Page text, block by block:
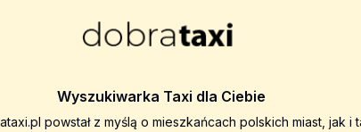
Wyszukiwarka Taxi dla Ciebie
powstał z myślą o mieszkańcach polskich miast, jak i